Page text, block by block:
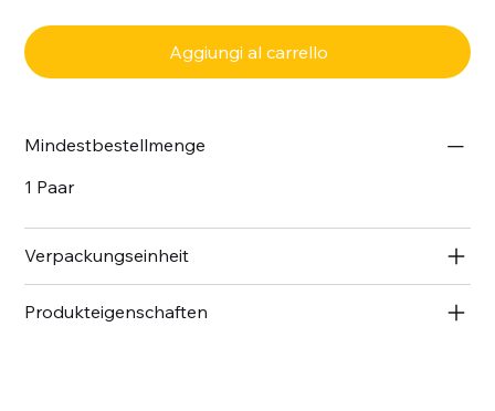
Aggiungi al carrello
Mindestbestellmenge
1 Paar
Verpackungseinheit
Produkteigenschaften